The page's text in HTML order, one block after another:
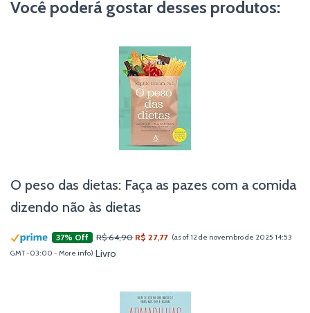
Você poderá gostar desses produtos:
O peso das dietas: Faça as pazes com a comida
dizendo não às dietas
37% Off R$ 64,90 R$ 27,77 (as of 12 de novembro de 2025 14:53
GMT -03:00 - More info) Livro